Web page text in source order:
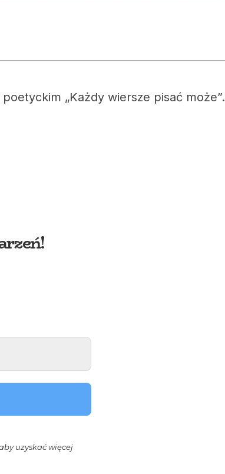
„Każdy wiersze pisać może”.
aby uzyskać więcej